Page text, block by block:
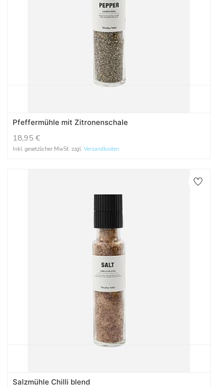
Pfeffermühle mit Zitronenschale
18,95 €
Inkl. gesetzlicher MwSt. zzgl. Versandkosten
Salzmühle Chilli blend